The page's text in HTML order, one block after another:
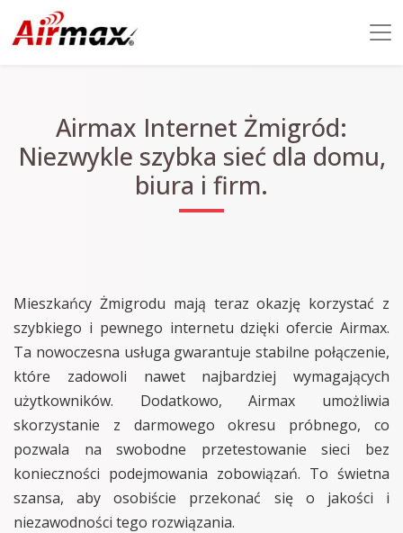
Airmax Internet Żmigród:
Niezwykle szybka sieć dla domu,
biura i firm.
Mieszkańcy Żmigrodu mają teraz okazję korzystać z
szybkiego i pewnego internetu dzięki ofercie Airmax.
Ta nowoczesna usługa gwarantuje stabilne połączenie,
które zadowoli nawet najbardziej wymagających
użytkowników. Dodatkowo, Airmax umożliwia
skorzystanie z darmowego okresu próbnego, co
pozwala na swobodne przetestowanie sieci bez
konieczności podejmowania zobowiązań. To świetna
szansa, aby osobiście przekonać się o jakości i
niezawodności tego rozwiązania.